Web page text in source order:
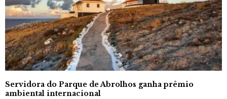
Servidora do Parque de Abrolhos ganha prêmio
ambiental internacional